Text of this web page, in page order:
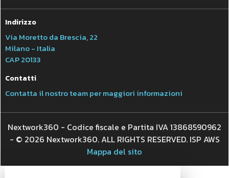
Indirizzo
Via Moretto da Brescia, 22
Milano - Italia
CAP 20133
Contatti
Contatta il nostro team per maggiori informazioni
Nextwork360 - Codice fiscale e Partita IVA 13868590962
- © 2026 Nextwork360. ALL RIGHTS RESERVED. ISP AWS
Mappa del sito